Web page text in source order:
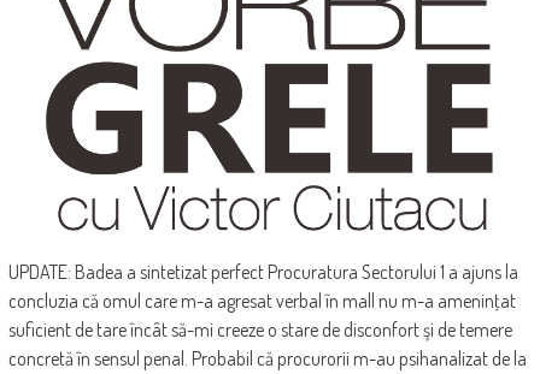
UPDATE: Badea a sintetizat perfect Procuratura Sectorului 1 a ajuns la
concluzia că omul care m-a agresat verbal în mall nu m-a ameninţat
suficient de tare încât să-mi creeze o stare de disconfort şi de temere
concretă în sensul penal. Probabil că procurorii m-au psihanalizat de la